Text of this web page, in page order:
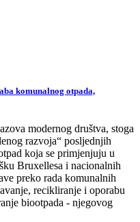
komunalnog otpada,
modernog društva, stoga
razvoja“ posljednjih
koja se primjenjuju u
Bruxellesa i nacionalnih
preko rada komunalnih
recikliranje i oporabu
biootpada - njegovog